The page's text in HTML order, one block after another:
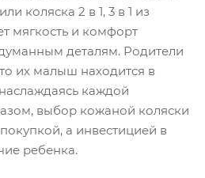
коляска 2 в 1, 3 в 1 из
мягкость и комфорт
деталям. Родители
их малыш находится в
каждой
выбор кожаной коляски
а инвестицией в
ребенка.